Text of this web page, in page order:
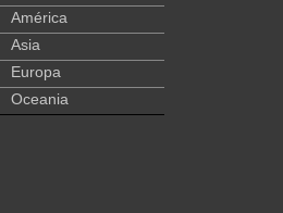
América
Asia
Europa
Oceania